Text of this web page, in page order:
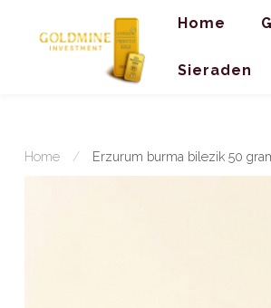
Home
Sieraden
Home / Erzurum burma bilezik 50